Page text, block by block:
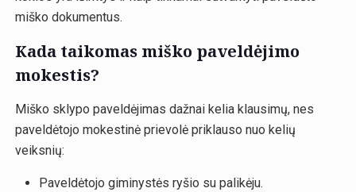
miško dokumentus.
Kada taikomas miško paveldėjimo
mokestis?
Miško sklypo paveldėjimas dažnai kelia klausimų, nes
paveldėtojo mokestinė prievolė priklauso nuo kelių
veiksnių:
Paveldėtojo giminystės ryšio su palikėju.